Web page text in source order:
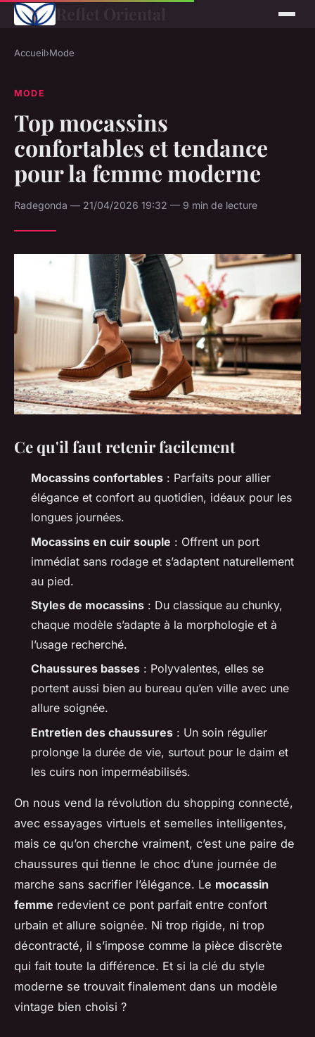
Reflet Oriental
Accueil›Mode
MODE
Top mocassins
confortables et tendance
pour la femme moderne
Radegonda — 21/04/2026 19:32 — 9 min de lecture
Ce qu'il faut retenir facilement
Mocassins confortables : Parfaits pour allier
élégance et confort au quotidien, idéaux pour les
longues journées.
Mocassins en cuir souple : Offrent un port
immédiat sans rodage et s’adaptent naturellement
au pied.
Styles de mocassins : Du classique au chunky,
chaque modèle s’adapte à la morphologie et à
l’usage recherché.
Chaussures basses : Polyvalentes, elles se
portent aussi bien au bureau qu’en ville avec une
allure soignée.
Entretien des chaussures : Un soin régulier
prolonge la durée de vie, surtout pour le daim et
les cuirs non imperméabilisés.
On nous vend la révolution du shopping connecté,
avec essayages virtuels et semelles intelligentes,
mais ce qu’on cherche vraiment, c’est une paire de
chaussures qui tienne le choc d’une journée de
marche sans sacrifier l’élégance. Le mocassin
femme redevient ce pont parfait entre confort
urbain et allure soignée. Ni trop rigide, ni trop
décontracté, il s’impose comme la pièce discrète
qui fait toute la différence. Et si la clé du style
moderne se trouvait finalement dans un modèle
vintage bien choisi ?